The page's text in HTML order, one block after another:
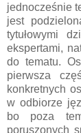
jednocześnie
jest
tytułowymi
ekspertami,
do tematu.
pierwsza
konkretnych
w odbiorze
bo poza
poruszonych